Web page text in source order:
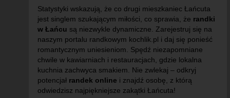
Statystyki wskazują, że co drugi mieszkaniec Łańcuta
jest singlem szukającym miłości, co sprawia, że randki
w Łańcu są niezwykle dynamiczne. Zarejestruj się na
naszym portalu randkowym kochlik.pl i daj się ponieść
romantycznym uniesieniom. Spędź niezapomniane
chwile w kawiarniach i restauracjach, gdzie lokalna
kuchnia zachwyca smakiem. Nie zwlekaj – odkryj
potencjał randek online i znajdź osobę, z którą
odwiedzisz najpiękniejsze zakątki Łańcuta!